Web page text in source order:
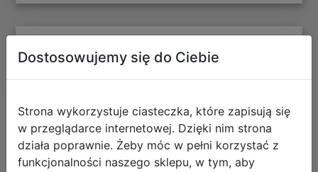
Polecane
CoolPack Zestaw Szkolny Balloons
5el. Plecak Prime Pro F162970 +
Dostosowujemy się do Ciebie
Strona wykorzystuje ciasteczka, które zapisują się
w przeglądarce internetowej. Dzięki nim strona
działa poprawnie. Żeby móc w pełni korzystać z
funkcjonalności naszego sklepu, w tym, aby